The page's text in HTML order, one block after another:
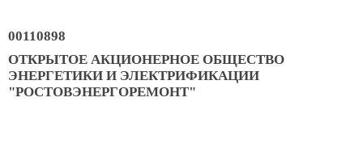
00110898
ОТКРЫТОЕ АКЦИОНЕРНОЕ ОБЩЕСТВО
ЭНЕРГЕТИКИ И ЭЛЕКТРИФИКАЦИИ
"РОСТОВЭНЕРГОРЕМОНТ"